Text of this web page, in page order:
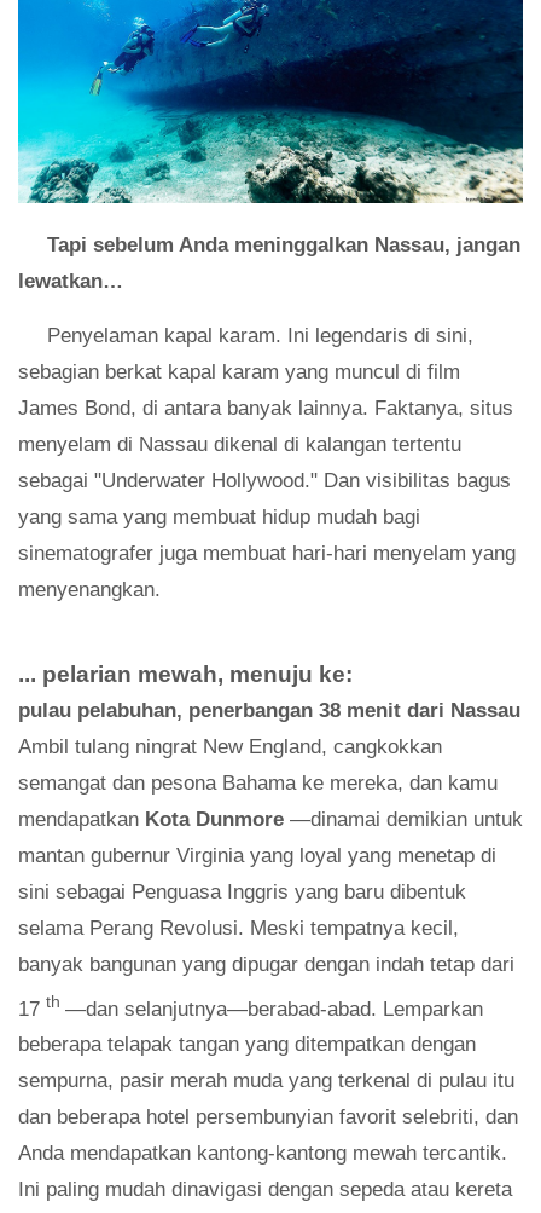
Tapi sebelum Anda meninggalkan Nassau, jangan
lewatkan…
Penyelaman kapal karam. Ini legendaris di sini,
sebagian berkat kapal karam yang muncul di film
James Bond, di antara banyak lainnya. Faktanya, situs
menyelam di Nassau dikenal di kalangan tertentu
sebagai "Underwater Hollywood." Dan visibilitas bagus
yang sama yang membuat hidup mudah bagi
sinematografer juga membuat hari-hari menyelam yang
menyenangkan.
... pelarian mewah, menuju ke:
pulau pelabuhan, penerbangan 38 menit dari Nassau
Ambil tulang ningrat New England, cangkokkan
semangat dan pesona Bahama ke mereka, dan kamu
mendapatkan Kota Dunmore —dinamai demikian untuk
mantan gubernur Virginia yang loyal yang menetap di
sini sebagai Penguasa Inggris yang baru dibentuk
selama Perang Revolusi. Meski tempatnya kecil,
banyak bangunan yang dipugar dengan indah tetap dari
17 th —dan selanjutnya—berabad-abad. Lemparkan
beberapa telapak tangan yang ditempatkan dengan
sempurna, pasir merah muda yang terkenal di pulau itu
dan beberapa hotel persembunyian favorit selebriti, dan
Anda mendapatkan kantong-kantong mewah tercantik.
Ini paling mudah dinavigasi dengan sepeda atau kereta